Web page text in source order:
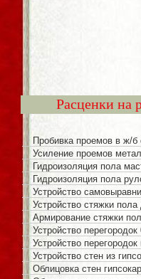
Расценки на
Пробивка проемов в ж/б
Усиление проемов
Гидроизоляция пола
Гидроизоляция пола
Устройство
Устройство стяжки
Армирование стяжки
Устройство
Устройство
Устройство стен из
Облицовка стен